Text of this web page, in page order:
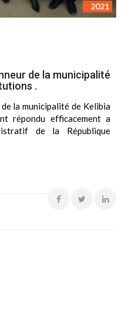
2021
de la municipalité
.
la municipalité de Kelibia
répondu efficacement a
de la République